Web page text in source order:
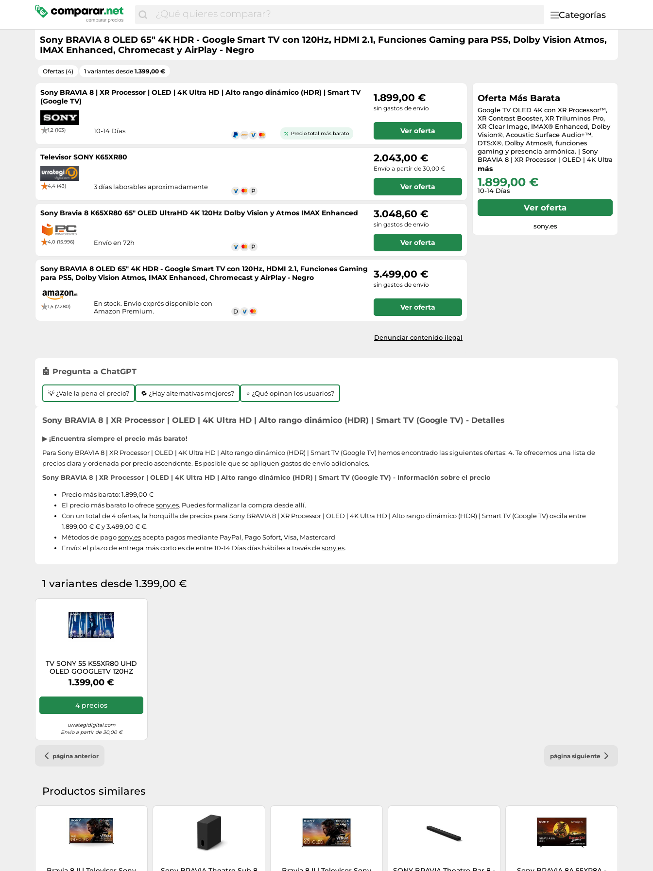
Categorías
Sony BRAVIA 8 OLED 65" 4K HDR - Google Smart TV con 120Hz, HDMI 2.1, Funciones Gaming para PS5, Dolby Vision Atmos,
IMAX Enhanced, Chromecast y AirPlay - Negro
Ofertas (4) 1 variantes desde 1.399,00 €
Sony BRAVIA 8 | XR Processor | OLED | 4K Ultra HD | Alto rango dinámico (HDR) | Smart TV
(Google TV)
1,2 (163)
Precio total más barato
10-14 Días
1.899,00 €
sin gastos de envío
Ver oferta
Televisor SONY K65XR80
4,4 (43) 3 días laborables aproximadamente
2.043,00 €
Envío a partir de 30,00 €
Ver oferta
Sony Bravia 8 K65XR80 65" OLED UltraHD 4K 120Hz Dolby Vision y Atmos IMAX Enhanced
4,0 (15.996) Envío en 72h
3.048,60 €
sin gastos de envío
Ver oferta
Sony BRAVIA 8 OLED 65" 4K HDR - Google Smart TV con 120Hz, HDMI 2.1, Funciones Gaming
para PS5, Dolby Vision Atmos, IMAX Enhanced, Chromecast y AirPlay - Negro
1,5 (7.280)
En stock. Envío exprés disponible con
Amazon Premium.
3.499,00 €
sin gastos de envío
Ver oferta
Denunciar contenido ilegal
Oferta Más Barata
Google TV OLED 4K con XR Processor™,
XR Contrast Booster, XR Triluminos Pro,
XR Clear Image, IMAX® Enhanced, Dolby
Vision®, Acoustic Surface Audio+™,
DTS:X®, Dolby Atmos®, funciones
gaming y presencia armónica. | Sony
BRAVIA 8 | XR Processor | OLED | 4K Ultra
HD | Alto rango dinámico (HDR) | Smart
más
1.899,00 €
10-14 Días
Ver oferta
sony.es
🤖 Pregunta a ChatGPT
💡 ¿Vale la pena el precio? 🔁 ¿Hay alternativas mejores? ⭐ ¿Qué opinan los usuarios?
Sony BRAVIA 8 | XR Processor | OLED | 4K Ultra HD | Alto rango dinámico (HDR) | Smart TV (Google TV) - Detalles
▶ ¡Encuentra siempre el precio más barato!
Para Sony BRAVIA 8 | XR Processor | OLED | 4K Ultra HD | Alto rango dinámico (HDR) | Smart TV (Google TV) hemos encontrado las siguientes ofertas: 4. Te ofrecemos una lista de
precios clara y ordenada por precio ascendente. Es posible que se apliquen gastos de envío adicionales.
Sony BRAVIA 8 | XR Processor | OLED | 4K Ultra HD | Alto rango dinámico (HDR) | Smart TV (Google TV) - Información sobre el precio
Precio más barato: 1.899,00 €
El precio más barato lo ofrecesony.es. Puedes formalizar la compra desde allí.
Con un total de 4 ofertas, la horquilla de precios para Sony BRAVIA 8 | XR Processor | OLED | 4K Ultra HD | Alto rango dinámico (HDR) | Smart TV (Google TV) oscila entre
1.899,00 € € y 3.499,00 € €.
Métodos de pagosony.esacepta pagos mediante PayPal, Pago Sofort, Visa, Mastercard
Envío: el plazo de entrega más corto es de entre 10-14 Días días hábiles a través desony.es.
1 variantes desde 1.399,00 €
TV SONY 55 K55XR80 UHD
OLED GOOGLETV 120HZ
1.399,00 €
4 precios
urrategidigital.com
Envío a partir de 30,00 €
página anterior página siguiente
Productos similares